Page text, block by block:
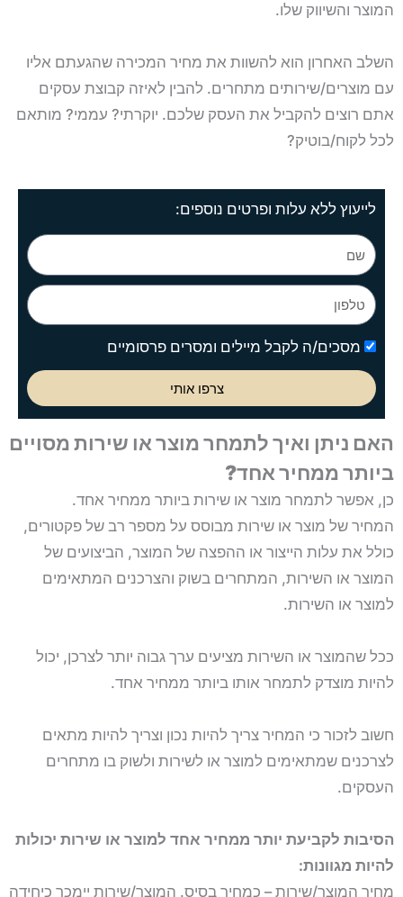
המוצר והשיווק שלו.
השלב האחרון הוא להשוות את מחיר המכירה שהגעתם אליו
עם מוצרים/שירותים מתחרים. להבין לאיזה קבוצת עסקים
אתם רוצים להקביל את העסק שלכם. יוקרתי? עממי? מותאם
לכל לקוח/בוטיק?
לייעוץ ללא עלות ופרטים נוספים:
מסכים/ה לקבל מיילים ומסרים פרסומיים
צרפו אותי
האם ניתן ואיך לתמחר מוצר או שירות מסויים
ביותר ממחיר אחד?
כן, אפשר לתמחר מוצר או שירות ביותר ממחיר אחד.
המחיר של מוצר או שירות מבוסס על מספר רב של פקטורים,
כולל את עלות הייצור או ההפצה של המוצר, הביצועים של
המוצר או השירות, המתחרים בשוק והצרכנים המתאימים
למוצר או השירות.
ככל שהמוצר או השירות מציעים ערך גבוה יותר לצרכן, יכול
להיות מוצדק לתמחר אותו ביותר ממחיר אחד.
חשוב לזכור כי המחיר צריך להיות נכון וצריך להיות מתאים
לצרכנים שמתאימים למוצר או לשירות ולשוק בו מתחרים
העסקים.
הסיבות לקביעת יותר ממחיר אחד למוצר או שירות יכולות
להיות מגוונות:
מחיר המוצר/שירות – כמחיר בסיס. המוצר/שירות יימכר כיחידה